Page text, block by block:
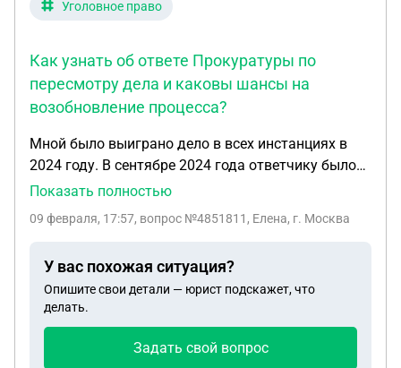
Уголовное право
Как узнать об ответе Прокуратуры по
пересмотру дела и каковы шансы на
возобновление процесса?
Мной было выиграно дело в всех инстанциях в
2024 году. В сентябре 2024 года ответчику было
также отказано в рассмотрении дела в
Прокуратуру. подал туда заявление в конце 2024
квартиры, которой я сейчас владею по праву
покупки ее 2011 году, то я не могу выяснить был
ли окончательный отказ в Прокуратуре. Как я
дело, если вступит Генеральный прокурор. Как
Показать полностью
09 февраля, 17:57, вопрос №4851811, Елена, г. Москва
У вас похожая ситуация?
Опишите свои детали — юрист подскажет, что
делать.
Задать свой вопрос